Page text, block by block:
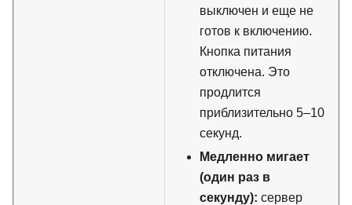
выключен и еще не
готов к включению.
Кнопка питания
отключена. Это
продлится
приблизительно 5–10
секунд.
Медленно мигает
(один раз в
секунду): сервер